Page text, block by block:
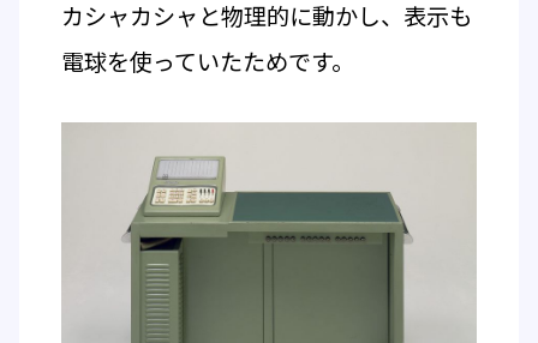
カシャカシャと物理的に動かし、表示も
電球を使っていたためです。